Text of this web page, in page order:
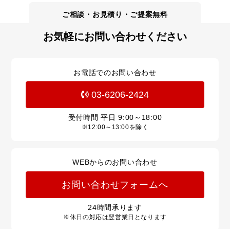
お気軽にお問い合わせください
お電話でのお問い合わせ
03-6206-2424
受付時間 平日9:00～18:00
※12:00～13:00を除く
WEBからのお問い合わせ
お問い合わせフォームへ
24時間承ります
※休日の対応は翌営業日となります